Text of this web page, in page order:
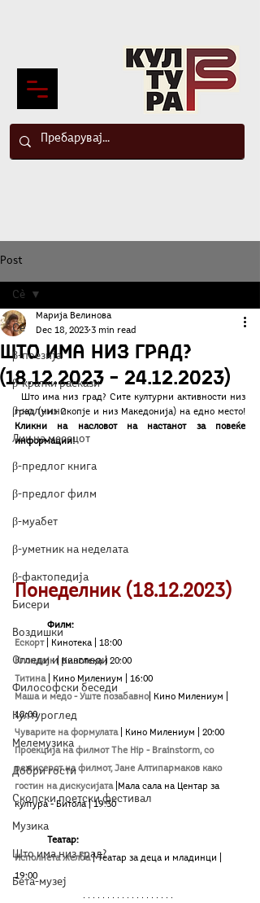
Post
Сè
β-поезија
β-кратки раскази
β-колумни
Лик на месецот
β-предлог книга
β-предлог филм
β-муабет
β-уметник на неделата
β-фактопедија
Бисери
Воздишки
Огледи и разгледи
Философски беседи
Културоглед
Мелемузика
Добри гости
Скопски поетски фестивал
Музика
Што има низ град?
Бета-музеј
Сè
Што има низ град?
(18.12.2023 – 24.12.2023)
Марија Велинова
Dec 18, 2023 3 min read
Кликни на насловот на настанот за повеќе
информации!
Понеделник (18.12.2023)
Филм:
Ескорт
| Кинотека
| 18:00
Клондајк | Кинотека | 20:00
Титина
| Кино Милениум
| 16:00
Маша и медо - Уште позабавно| Кино Милениум
18:00
Чуварите на формулата
| Кино Милениум
| 20:00
Проекција на филмот The Hip - Brainstorm, со
режисерот на филмот, Јане Алтипармаков како
гостин на дискусијата Мала сала на Центар за
култура - Битола | 19:30
Театар:
Исполнета желба | Театар за деца и младинци |
19:00